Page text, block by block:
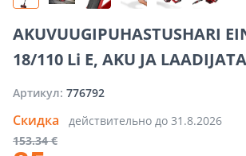
AKUVUUGIPUHASTUSHARI
18/110 Li E, AKU JA LAADIJATA
Артикул: 776792
Скидка действительно до 31.8.2026
153.34 €